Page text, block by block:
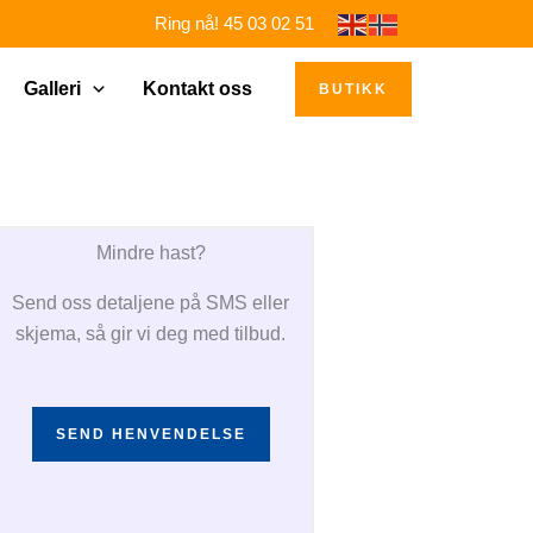
Ring nå! 45 03 02 51
Galleri Kontakt oss BUTIKK
Mindre hast?
Send oss detaljene på SMS eller
skjema, så gir vi deg med tilbud.
SEND HENVENDELSE